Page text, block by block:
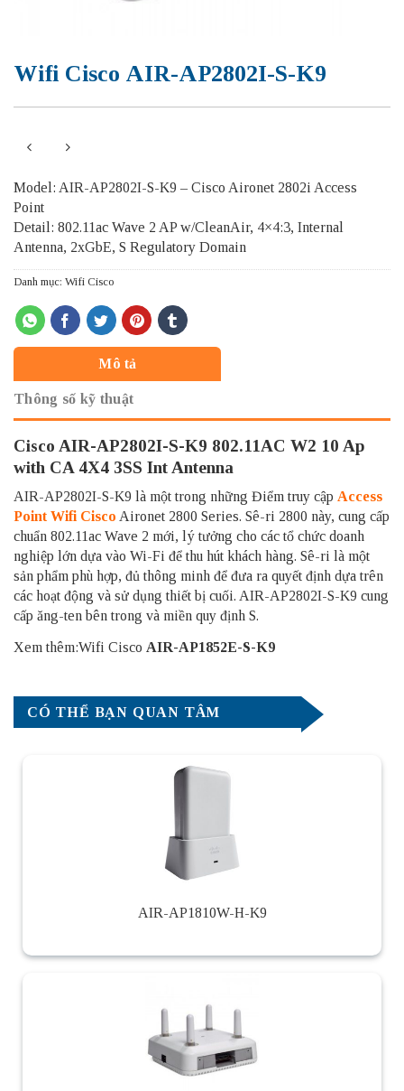
Wifi Cisco AIR-AP2802I-S-K9
Model: AIR-AP2802I-S-K9 – Cisco Aironet 2802i Access
Point
Detail: 802.11ac Wave 2 AP w/CleanAir, 4×4:3, Internal
Antenna, 2xGbE, S Regulatory Domain
Danh mục: Wifi Cisco
Mô tả
Thông số kỹ thuật
Cisco AIR-AP2802I-S-K9 802.11AC W2 10 Ap
with CA 4X4 3SS Int Antenna
AIR-AP2802I-S-K9 là một trong những Điểm truy cập Access
Point Wifi Cisco Aironet 2800 Series. Sê-ri 2800 này, cung cấp
chuẩn 802.11ac Wave 2 mới, lý tưởng cho các tổ chức doanh
nghiệp lớn dựa vào Wi-Fi để thu hút khách hàng. Sê-ri là một
sản phẩm phù hợp, đủ thông minh để đưa ra quyết định dựa trên
các hoạt động và sử dụng thiết bị cuối. AIR-AP2802I-S-K9 cung
cấp ăng-ten bên trong và miền quy định S.
Xem thêm:Wifi Cisco AIR-AP1852E-S-K9
CÓ THỂ BẠN QUAN TÂM
AIR-AP1810W-H-K9